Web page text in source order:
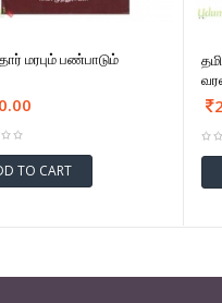
மரபும் பண்பாடும்
TO CART